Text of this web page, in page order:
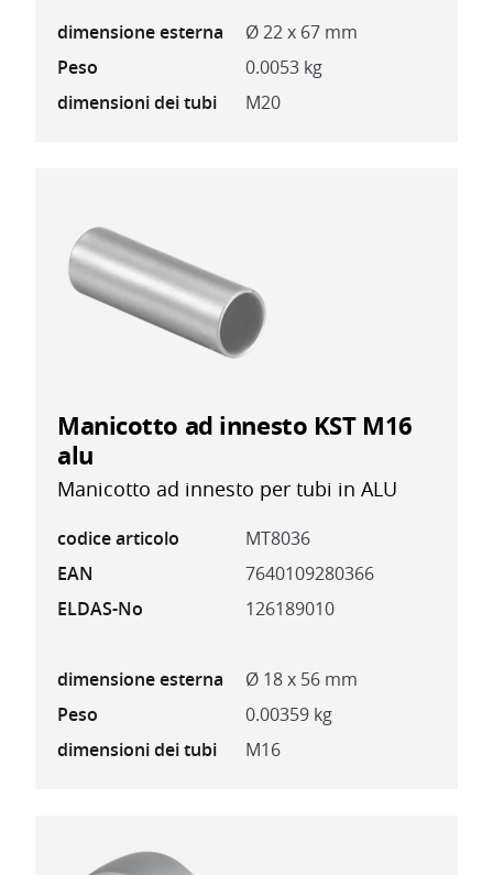
dimensione esterna
Ø 22 x 67 mm
Peso
0.0053 kg
dimensioni dei tubi
M20
Manicotto ad innesto KST M16
alu
Manicotto ad innesto per tubi in ALU
codice articolo
MT8036
EAN
7640109280366
ELDAS-No
126189010
dimensione esterna
Ø 18 x 56 mm
Peso
0.00359 kg
dimensioni dei tubi
M16